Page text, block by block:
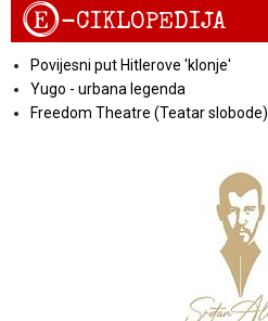
E-CIKLOPEDIJA
Povijesni put Hitlerove 'klonje'
Yugo - urbana legenda
Freedom Theatre (Teatar slobode)